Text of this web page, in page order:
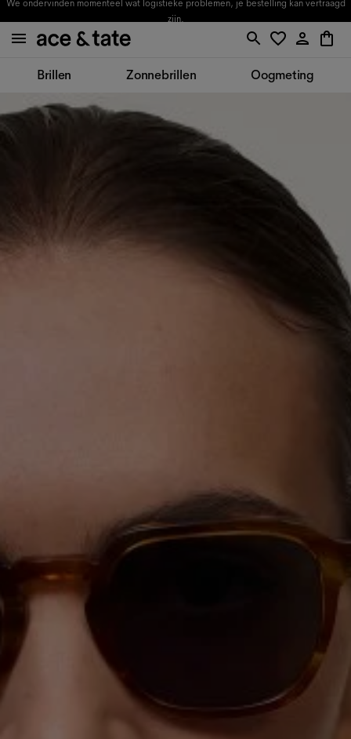
We ondervinden momenteel wat logistieke problemen, je bestelling kan vertraagd
zijn.
Brillen Zonnebrillen Oogmeting